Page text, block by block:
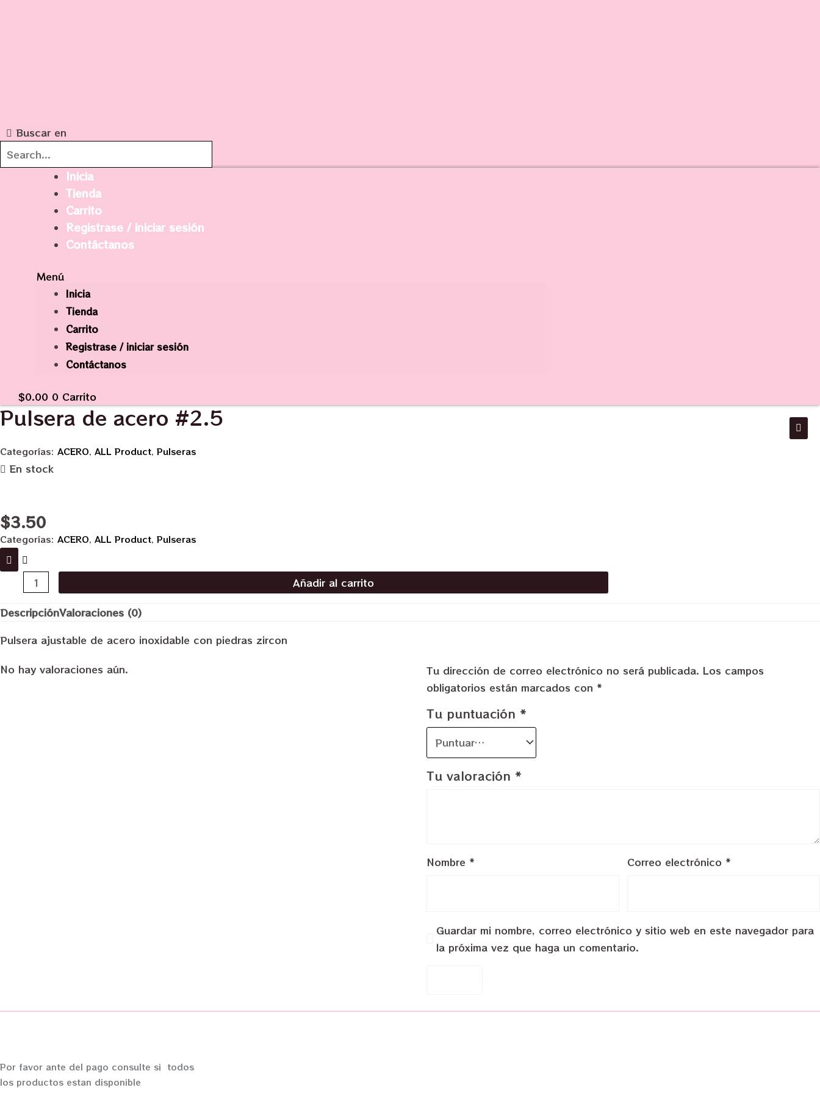
Buscar en
Inicia
Tienda
Carrito
Registrase / iniciar sesión
Contáctanos
Menú
Inicia
Tienda
Carrito
Registrase / iniciar sesión
Contáctanos
$0.00 0 Carrito
Pulsera de acero #2.5
Categorías: ACERO, ALL Product, Pulseras
En stock
$3.50
Categorías: ACERO, ALL Product, Pulseras
Pulsera
acero
cantidad
Añadir al carrito
DescripciónValoraciones (0)
Pulsera ajustable de acero inoxidable con piedras zircon
No hay valoraciones aún.
Tu dirección de correo electrónico no será publicada. Los campos
obligatorios están marcados con *
Tu puntuación *
Tu valoración *
Nombre * Correo electrónico *
Guardar mi nombre, correo electrónico y sitio web en este navegador para
la próxima vez que haga un comentario.
Por favor ante del pago consulte si todos
los productos estan disponible